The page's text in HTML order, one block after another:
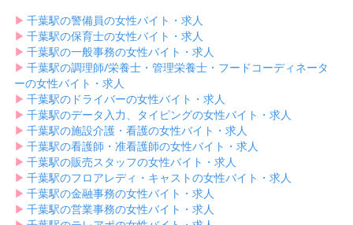
▶︎ 千葉駅の警備員の女性バイト・求人
▶︎ 千葉駅の保育士の女性バイト・求人
▶︎ 千葉駅の一般事務の女性バイト・求人
▶︎ 千葉駅の調理師/栄養士・管理栄養士・フードコーディネータ
ーの女性バイト・求人
▶︎ 千葉駅のドライバーの女性バイト・求人
▶︎ 千葉駅のデータ入力、タイピングの女性バイト・求人
▶︎ 千葉駅の施設介護・看護の女性バイト・求人
▶︎ 千葉駅の看護師・准看護師の女性バイト・求人
▶︎ 千葉駅の販売スタッフの女性バイト・求人
▶︎ 千葉駅のフロアレディ・キャストの女性バイト・求人
▶︎ 千葉駅の金融事務の女性バイト・求人
▶︎ 千葉駅の営業事務の女性バイト・求人